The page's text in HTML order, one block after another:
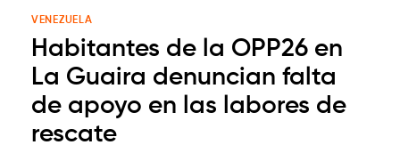
VENEZUELA
Habitantes de la OPP26 en
La Guaira denuncian falta
de apoyo en las labores de
rescate